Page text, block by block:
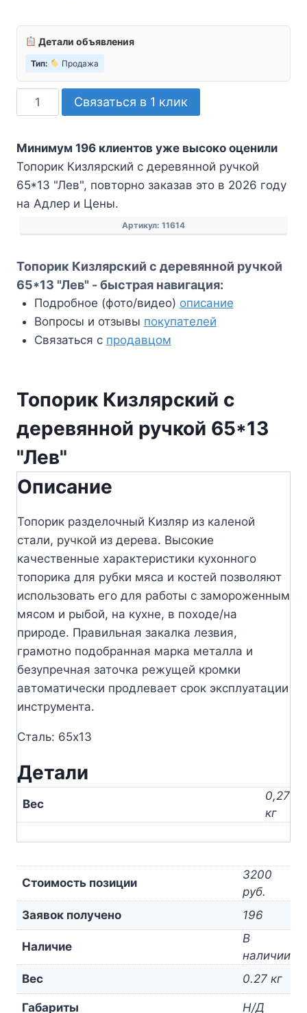
Детали объявления
Тип: Продажа
Количество
товара
Кизлярский
с
деревянной
ручкой
Связаться в 1 клик
Минимум 196 клиентов уже высоко оценили
Топорик Кизлярский с деревянной ручкой
65*13 "Лев", повторно заказав это в 2026 году
на Адлер и Цены.
Артикул: 11614
Топорик Кизлярский с деревянной ручкой
65*13 "Лев" - быстрая навигация:
Подробное (фото/видео) описание
Вопросы и отзывы покупателей
Связаться с продавцом
Топорик Кизлярский с
деревянной ручкой 65*13
"Лев"
Описание
Топорик разделочный Кизляр из каленой
стали, ручкой из дерева. Высокие
качественные характеристики кухонного
топорика для рубки мяса и костей позволяют
использовать его для работы с замороженным
мясом и рыбой, на кухне, в походе/на
природе. Правильная закалка лезвия,
грамотно подобранная марка металла и
безупречная заточка режущей кромки
автоматически продлевает срок эксплуатации
инструмента.
Сталь: 65х13
Детали
Вес
0,27
кг
Стоимость позиции
3200
руб.
Заявок получено
196
Наличие
В
наличии
Вес
0.27 кг
Габариты Н/Д